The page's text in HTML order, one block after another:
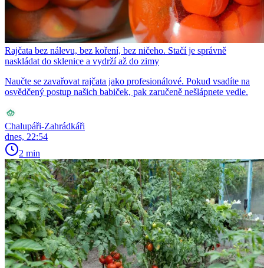
Rajčata bez nálevu, bez koření, bez ničeho. Stačí je správně
naskládat do sklenice a vydrží až do zimy
Naučte se zavařovat rajčata jako profesionálové. Pokud vsadíte na
osvědčený postup našich babiček, pak zaručeně nešlápnete vedle.
Chalupáři-Zahrádkáři
dnes, 22:54
2 min